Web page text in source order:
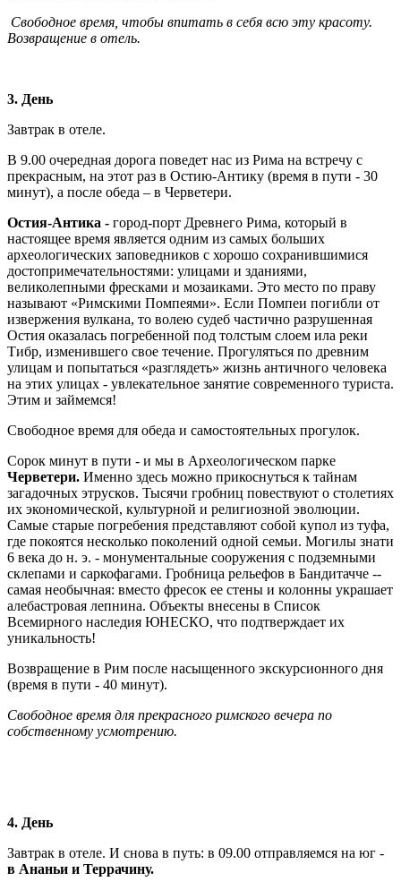
Свободное время, чтобы впитать в себя всю эту красоту.
Возвращение в отель.
3. День
Завтрак в отеле.
В 9.00 очередная дорога поведет нас из Рима на встречу с
прекрасным, на этот раз в Остию-Антику (время в пути - 30
минут), а после обеда – в Черветери.
Остия-Антика - город-порт Древнего Рима, который в
настоящее время является одним из самых больших
археологических заповедников с хорошо сохранившимися
достопримечательностями: улицами и зданиями,
великолепными фресками и мозаиками. Это место по праву
называют «Римскими Помпеями». Если Помпеи погибли от
извержения вулкана, то волею судеб частично разрушенная
Остия оказалась погребенной под толстым слоем ила реки
Тибр, изменившего свое течение. Прогуляться по древним
улицам и попытаться «разглядеть» жизнь античного человека
на этих улицах - увлекательное занятие современного туриста.
Этим и займемся!
Cвободное время для обеда и самостоятельных прогулок.
Сорок минут в пути - и мы в Археологическом парке
Черветери. Именно здесь можно прикоснуться к тайнам
загадочных этрусков. Тысячи гробниц повествуют о столетиях
их экономической, культурной и религиозной эволюции.
Самые старые погребения представляют собой купол из туфа,
где покоятся несколько поколений одной семьи. Могилы знати
6 века до н. э. - монументальные сооружения с подземными
склепами и саркофагами. Гробница рельефов в Бандитачче --
самая необычная: вместо фресок ее стены и колонны украшает
алебастровая лепнина. Объекты внесены в Список
Всемирного наследия ЮНЕСКО, что подтверждает их
уникальность!
Возвращение в Рим после насыщенного экскурсионного дня
(время в пути - 40 минут).
Свободное время для прекрасного римского вечера по
собственному усмотрению.
4. День
Завтрак в отеле. И снова в путь: в 09.00 отправляемся на юг -
в Ананьи и Террачину.